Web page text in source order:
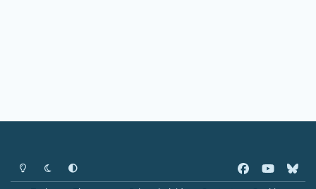
Heldere modus
Donkere modus
Systeemvoorkeur
a
o
b
l